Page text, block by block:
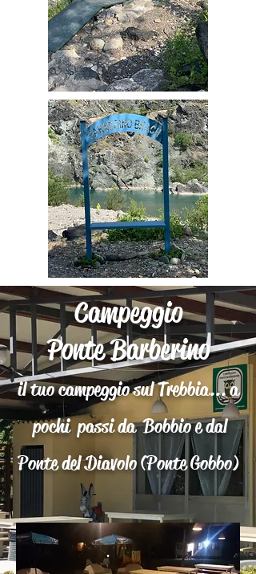
Campeggio
Ponte Barberino
il tuo campeggio sul Trebbia...a
pochi passida Bobbioedal
Ponte del Diavolo (Ponte Gobbo)